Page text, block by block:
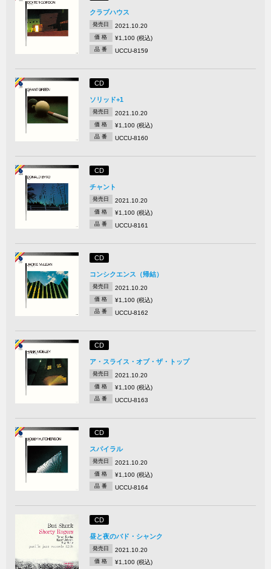
クラブハウス
発売日 2021.10.20
価 格 ¥1,100 (税込)
品 番 UCCU-8159
CD
ソリッド+1
発売日 2021.10.20
価 格 ¥1,100 (税込)
品 番 UCCU-8160
CD
チャント
発売日 2021.10.20
価 格 ¥1,100 (税込)
品 番 UCCU-8161
CD
コンシクエンス（帰結）
発売日 2021.10.20
価 格 ¥1,100 (税込)
品 番 UCCU-8162
CD
ア・スライス・オブ・ザ・トップ
発売日 2021.10.20
価 格 ¥1,100 (税込)
品 番 UCCU-8163
CD
スパイラル
発売日 2021.10.20
価 格 ¥1,100 (税込)
品 番 UCCU-8164
CD
昼と夜のバド・シャンク
発売日 2021.10.20
価 格 ¥1,100 (税込)